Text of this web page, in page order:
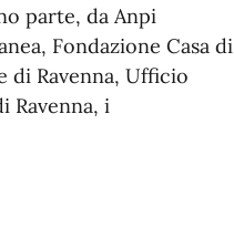
parte, da Anpi
Fondazione Casa di
di Ravenna, Ufficio
Ravenna, i